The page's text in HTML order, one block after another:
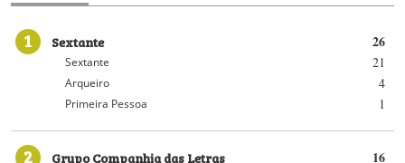
1 26
Sextante
21
Sextante
4
Arqueiro
1
Primeira Pessoa
2 16
Grupo Companhia das Letras